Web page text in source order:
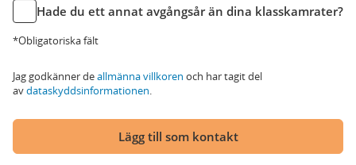
Hade du ett annat avgångsår än dina klasskamrater?
*Obligatoriska fält
Jag godkänner deallmänna villkoren och har tagit del
avdataskyddsinformationen.
Lägg till som kontakt